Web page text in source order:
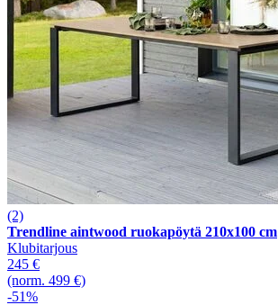
(2)
Trendline aintwood ruokapöytä 210x100 cm
Klubitarjous
245 €
(norm. 499 €)
-51%